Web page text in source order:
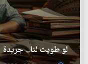
لو طويت لنا.. جريدة